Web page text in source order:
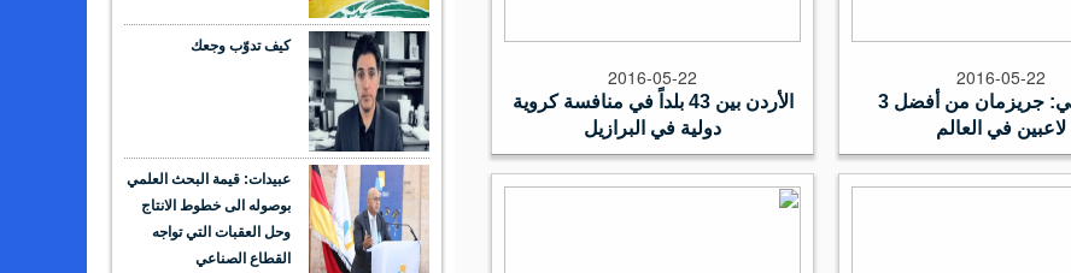
2016-05-22
سيميوني: جريزمان من أفضل 3
لاعبين في العالم
2016-05-22
الأردن بين 43 بلداً في منافسة كروية
دولية في البرازيل
كيف تدوّب وجعك
عبيدات: قيمة البحث العلمي
بوصوله الى خطوط الانتاج
وحل العقبات التي تواجه
القطاع الصناعي